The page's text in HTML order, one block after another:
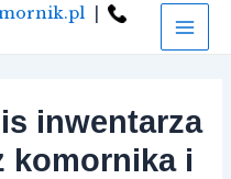
inwentarza
komornika i